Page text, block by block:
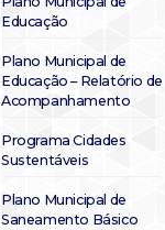
Educação
Plano Municipal de
Educação – Relatório de
Acompanhamento
Programa Cidades
Sustentáveis
Plano Municipal de
Saneamento Básico